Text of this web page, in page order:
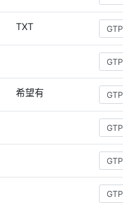
TXT
希望有